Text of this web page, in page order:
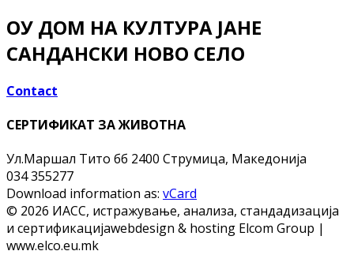
ОУ ДОМ НА КУЛТУРА ЈАНЕ
САНДАНСКИ НОВО СЕЛО
Contact
СЕРТИФИКАТ ЗА ЖИВОТНА
Ул.Маршал Тито бб 2400 Струмица, Македонија
034 355277
Download information as: vCard
© 2026 ИАСС, истражување, анализа, стандадизација
и сертификацијаwebdesign & hosting Elcom Group |
www.elco.eu.mk